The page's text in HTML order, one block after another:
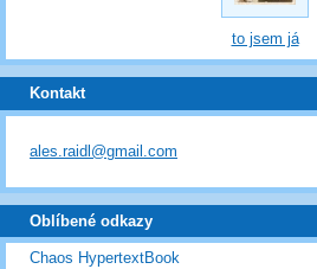
to jsem já
Kontakt
ales.raidl@gmail.com
Oblíbené odkazy
Chaos HypertextBook